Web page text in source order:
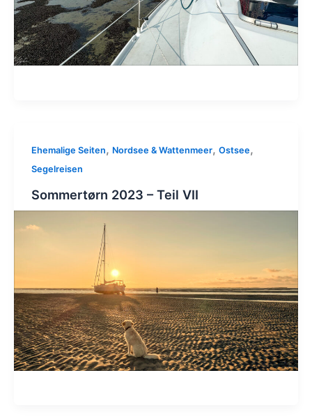
Ehemalige Seiten, Nordsee & Wattenmeer, Ostsee,
Segelreisen
Sommertørn 2023 – Teil VII